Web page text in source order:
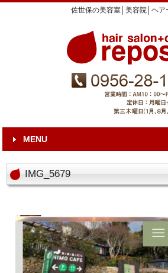
佐世保の美容室│美容院│ヘア
MENU
IMG_5679